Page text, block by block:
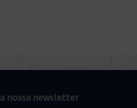
nossa newsletter